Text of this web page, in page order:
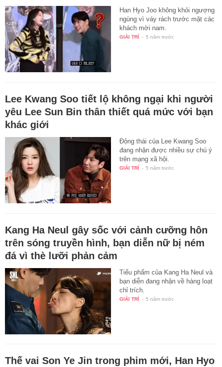
Han Hyo Joo không khỏi ngượng
ngùng vì váy rách trước mặt các
khách mời nam.
GIẢI TRÍ - 5 năm trước
Lee Kwang Soo tiết lộ không ngại khi người
yêu Lee Sun Bin thân thiết quá mức với bạn
khác giới
Động thái của Lee Kwang Soo
đang nhận được nhiều sự chú ý
trên mạng xã hội.
GIẢI TRÍ - 5 năm trước
Kang Ha Neul gây sốc với cảnh cưỡng hôn
trên sóng truyền hình, bạn diễn nữ bị ném
đá vì thè lưỡi phản cảm
Tiểu phẩm của Kang Ha Neul và
bạn diễn đang nhận về hàng loạt
chỉ trích.
GIẢI TRÍ - 5 năm trước
Thế vai Son Ye Jin trong phim mới, Han Hyo